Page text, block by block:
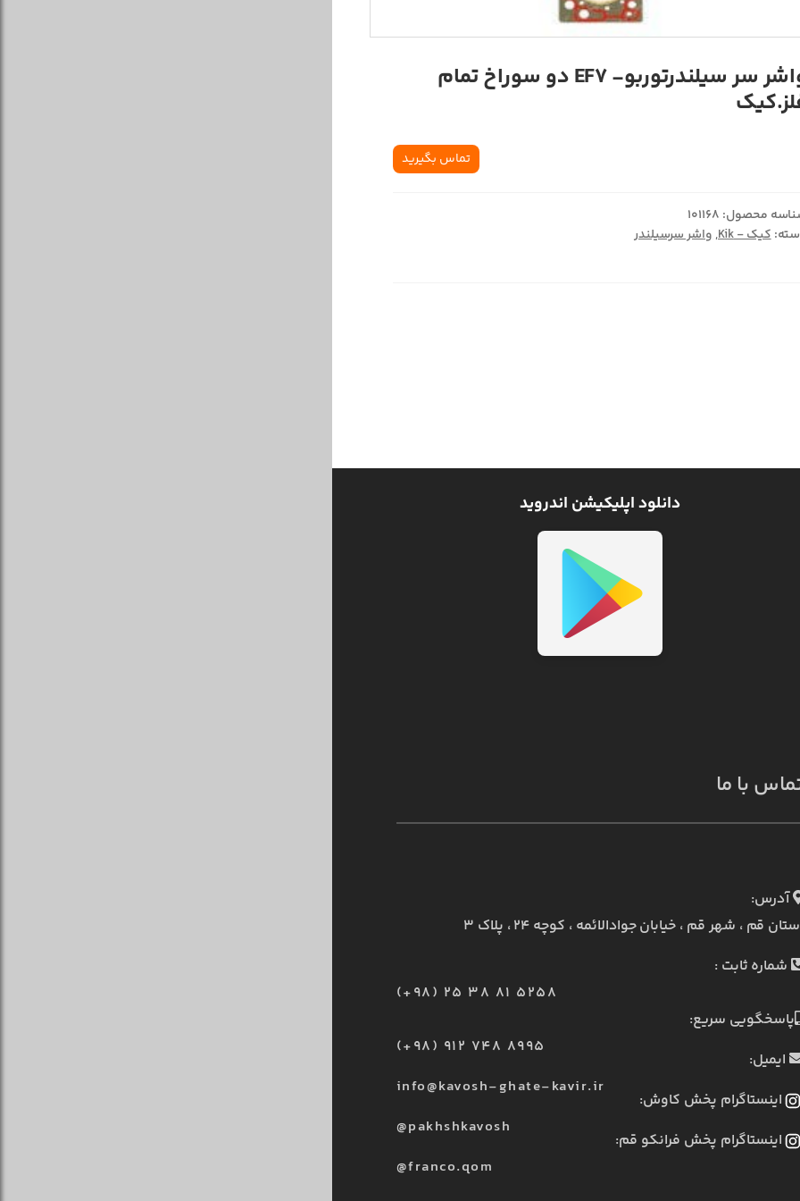
واشر سر سيلندرتوربو- EF7 دو سوراخ تمام
تماس بگیرید
محصول: 101168
کیک - Kik ,واشر سرسیلندر
دانلود اپلیکیشن اندروید
با ما
آدرس:
قم ، شهر قم ، خیابان جوادالائمه ، کوچه ۲۴ ، پلاک ۳
شماره ثابت :
(+98) 25 38 81 5258
پاسخگویی سریع:
(+98) 912 748 8995
ایمیل:
info@kavosh-ghate-kavir.ir
اینستاگرام پخش کاوش:
@pakhshkavosh
اینستاگرام پخش فرانکو قم:
@franco.qom